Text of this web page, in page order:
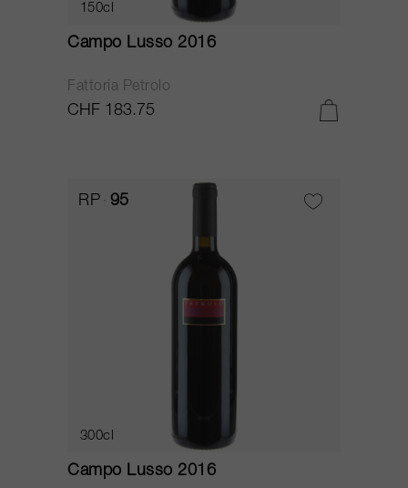
150cl
Campo Lusso 2016
Fattoria Petrolo
CHF 183.75
RP 95
300cl
Campo Lusso 2016